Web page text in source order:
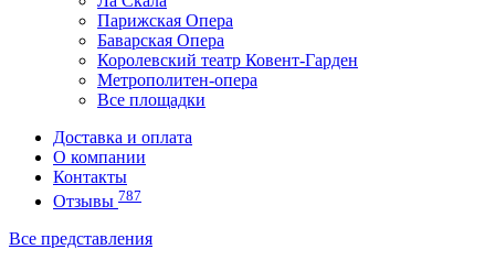
Парижская Опера
Баварская Опера
Королевский театр Ковент-Гарден
Метрополитен-опера
Все площадки
Доставка и оплата
О компании
Контакты
Отзывы 787
Все представления